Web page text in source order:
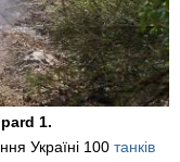
1.
Україні 100 танків